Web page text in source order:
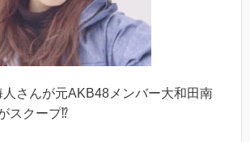
さんが元AKB48メンバー大和田南
スクープ⁉︎